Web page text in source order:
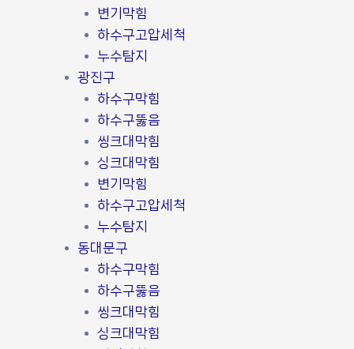
변기막힘
하수구고압세척
누수탐지
광진구
하수구막힘
하수구뚫음
씽크대막힘
싱크대막힘
변기막힘
하수구고압세척
누수탐지
동대문구
하수구막힘
하수구뚫음
씽크대막힘
싱크대막힘